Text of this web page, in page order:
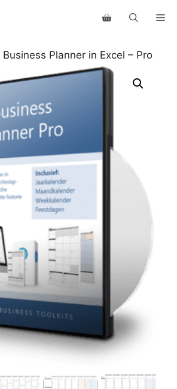
Business Planner in Excel – Pro